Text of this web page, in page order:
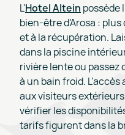
L'Hotel Altein possède
bien-être d'Arosa : plus
et à la récupération.
dans la piscine
rivière lente ou passez
à un bain froid. L'accès
aux visiteurs
vérifier les
tarifs figurent dans la